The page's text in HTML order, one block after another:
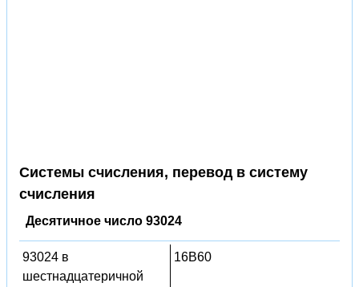
Системы счисления, перевод в систему
счисления
Десятичное число 93024
93024 в
шестнадцатеричной
16B60